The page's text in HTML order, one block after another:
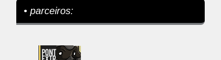
• parceiros: